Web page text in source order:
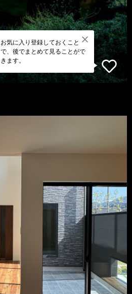
お気に入り登録しておくこと
で、後でまとめて見ることがで
きます。